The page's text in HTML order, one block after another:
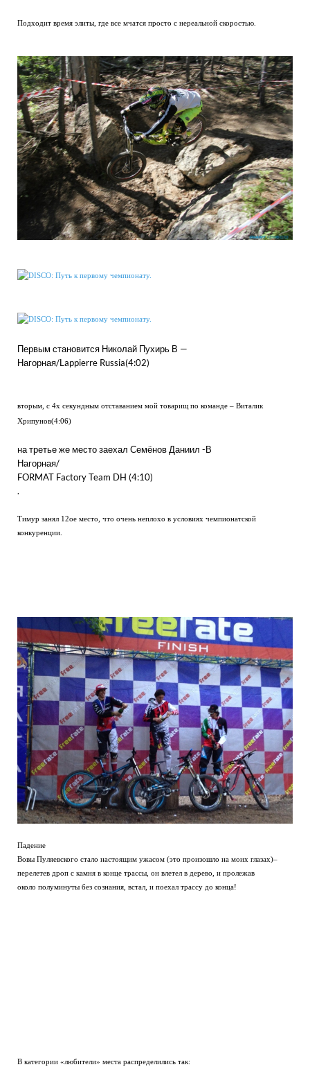
Подходит время элиты, где все мчатся просто с нереальной скоростью.
Первым становится Николай Пухирь В —
Нагорная/Lappierre Russia(4:02)
вторым, с 4х секундным отставанием мой товарищ по команде – Виталик
Хрипунов(4:06)
на третье же место заехал Семёнов Даниил -В
Нагорная/
FORMAT Factory Team DH (4:10)
.
Тимур занял 12ое место, что очень неплохо в условиях чемпионатской
конкуренции.
Падение
Вовы Пуляевского стало настоящим ужасом (это произошло на моих глазах)–
перелетев дроп с камня в конце трассы, он влетел в дерево, и пролежав
около полуминуты без сознания, встал, и поехал трассу до конца!
В категории «любители» места распределились так: